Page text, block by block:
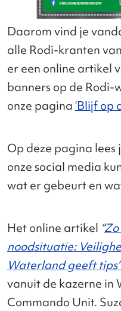
Daarom vind je
alle Rodi-kranten
er een online artikel
banners op de
onze pagina‘Blijf op
Op deze pagina lees
onze social media
wat er gebeurt en
Het online artikel “Zo
noodsituatie:
Waterland geeft tips”
vanuit de kazerne in
Commando Unit.